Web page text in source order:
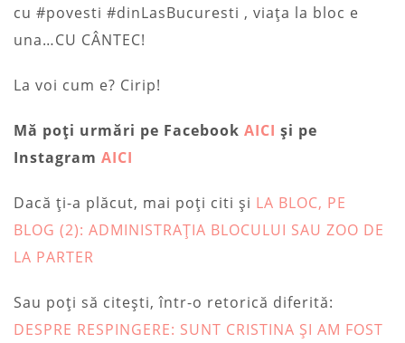
cu #povesti #dinLasBucuresti , viața la bloc e
una…CU CÂNTEC!
La voi cum e? Cirip!
Mă poți urmări pe Facebook AICI și pe
Instagram AICI
Dacă ți-a plăcut, mai poți citi și LA BLOC, PE
BLOG (2): ADMINISTRAŢIA BLOCULUI SAU ZOO DE
LA PARTER
Sau poți să citești, într-o retorică diferită:
DESPRE RESPINGERE: SUNT CRISTINA ȘI AM FOST